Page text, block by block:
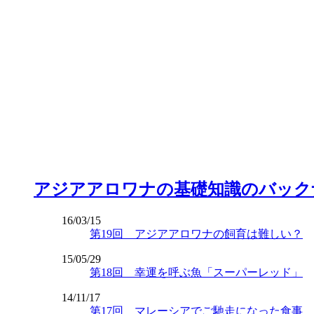
アジアアロワナの基礎知識のバッ
16/03/15
第19回 アジアアロワナの飼育は難しい？
15/05/29
第18回 幸運を呼ぶ魚「スーパーレッド」
14/11/17
第17回 マレーシアでご馳走になった食事